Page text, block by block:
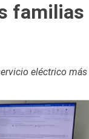
familias
eléctrico más